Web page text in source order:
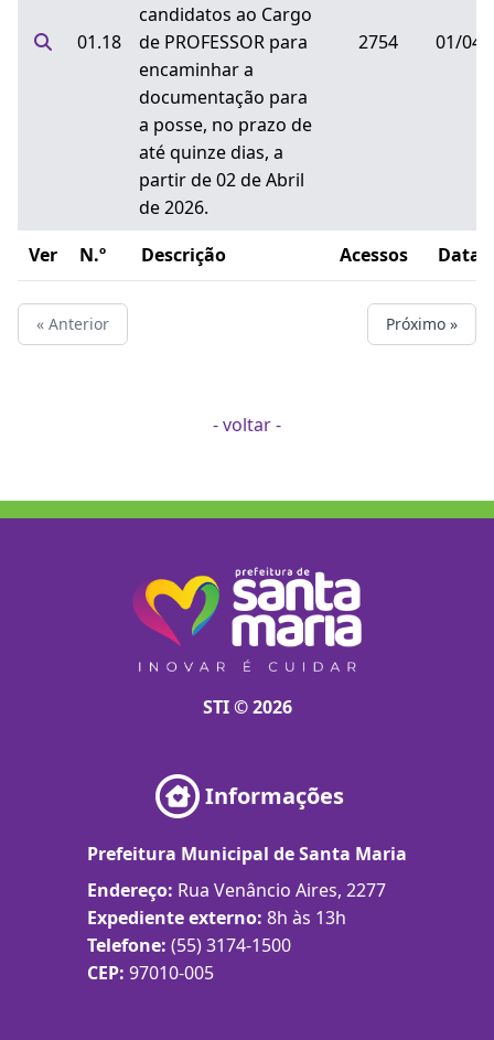
01.18
candidatos ao Cargo
de PROFESSOR para
encaminhar a
documentação para
a posse, no prazo de
até quinze dias, a
partir de 02 de Abril
de 2026.
2754 01/04/
Ver N.º Descrição Acessos Data
« Anterior Próximo »
- voltar -
STI © 2026
Informações
Prefeitura Municipal de Santa Maria
Endereço: Rua Venâncio Aires, 2277
Expediente externo: 8h às 13h
Telefone: (55) 3174-1500
CEP: 97010-005